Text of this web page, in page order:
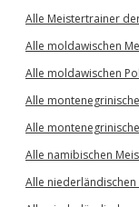
Alle Meistertrainer
Alle moldawischen
Alle moldawischen
Alle
Alle
Alle namibischen
Alle